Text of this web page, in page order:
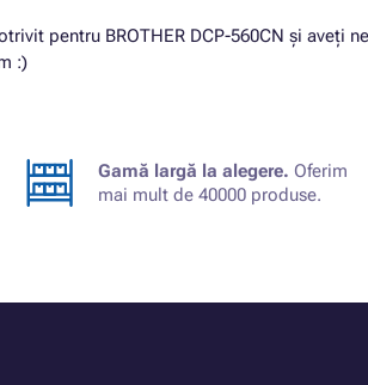
pentru BROTHER DCP-560CN și
:)
Gamă largă la alegere. Oferim
mai mult de 40000 produse.